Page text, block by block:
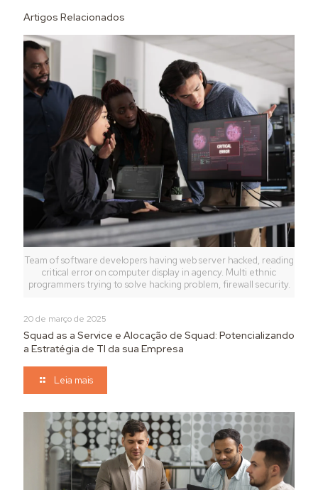
Artigos Relacionados
Team of software developers having web server hacked, reading
critical error on computer display in agency. Multi ethnic
programmers trying to solve hacking problem, firewall security.
20 de março de 2025
Squad as a Service e Alocação de Squad: Potencializando
a Estratégia de TI da sua Empresa
Leia mais